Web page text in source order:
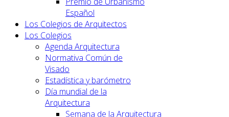
Español
Los Colegios de Arquitectos
Los Colegios
Agenda Arquitectura
Normativa Común de
Visado
Estadística y barómetro
Día mundial de la
Arquitectura
Semana de la Arquitectura